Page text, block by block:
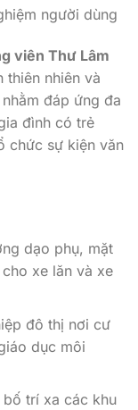
người dùng
viên Thư Lâm
thiên nhiên và
đáp ứng đa
đình có trẻ
chức sự kiện văn
dạo phụ, mặt
xe lăn và xe
đô thị nơi cư
dục môi
trí xa các khu